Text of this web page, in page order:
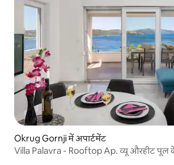
Okrug Gornji में अपार्टमेंट
Villa Palavra - Rooftop Ap. व्यू औरहीट पूल